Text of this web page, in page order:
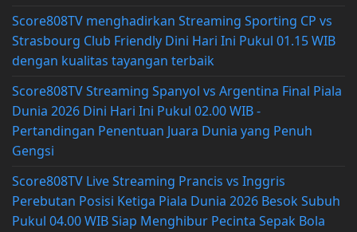
Score808TV menghadirkan Streaming Sporting CP vs
Strasbourg Club Friendly Dini Hari Ini Pukul 01.15 WIB
dengan kualitas tayangan terbaik
Score808TV Streaming Spanyol vs Argentina Final Piala
Dunia 2026 Dini Hari Ini Pukul 02.00 WIB -
Pertandingan Penentuan Juara Dunia yang Penuh
Gengsi
Score808TV Live Streaming Prancis vs Inggris
Perebutan Posisi Ketiga Piala Dunia 2026 Besok Subuh
Pukul 04.00 WIB Siap Menghibur Pecinta Sepak Bola